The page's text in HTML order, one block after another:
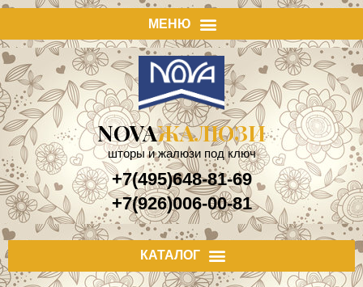
NOVAЖАЛЮЗИ
шторы и жалюзи под ключ
+7(495)648-81-69
+7(926)006-00-81